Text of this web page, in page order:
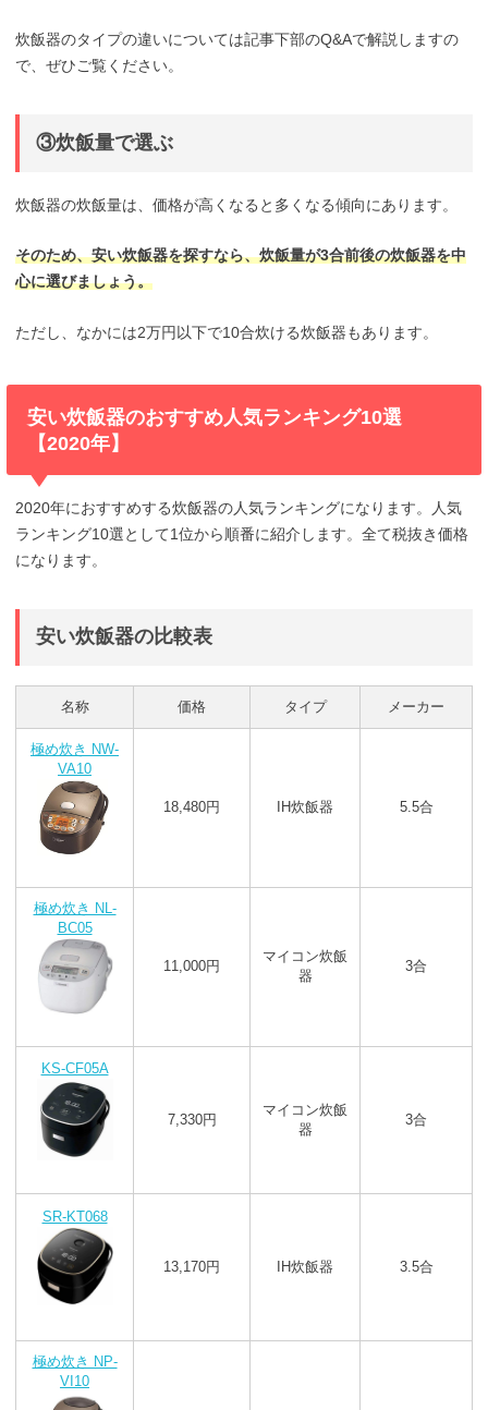
炊飯器のタイプの違いについては記事下部のQ&Aで解説しますの
で、ぜひご覧ください。
③炊飯量で選ぶ
炊飯器の炊飯量は、価格が高くなると多くなる傾向にあります。
そのため、安い炊飯器を探すなら、炊飯量が3合前後の炊飯器を中
心に選びましょう。
ただし、なかには2万円以下で10合炊ける炊飯器もあります。
安い炊飯器のおすすめ人気ランキング10選
【2020年】
2020年におすすめする炊飯器の人気ランキングになります。人気
ランキング10選として1位から順番に紹介します。全て税抜き価格
になります。
安い炊飯器の比較表
名称 価格 タイプ メーカー
極め炊き NW-
VA10
18,480円 IH炊飯器 5.5合
極め炊き NL-
BC05
11,000円
マイコン炊飯
器
3合
KS-CF05A
7,330円
マイコン炊飯
器
3合
SR-KT068
13,170円 IH炊飯器 3.5合
極め炊き NP-
VI10